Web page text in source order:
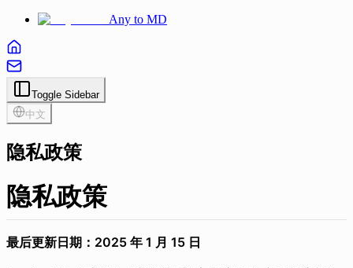
Any to MD
Toggle Sidebar
中文
隐私政策
隐私政策
最后更新日期：2025 年 1 月 15 日